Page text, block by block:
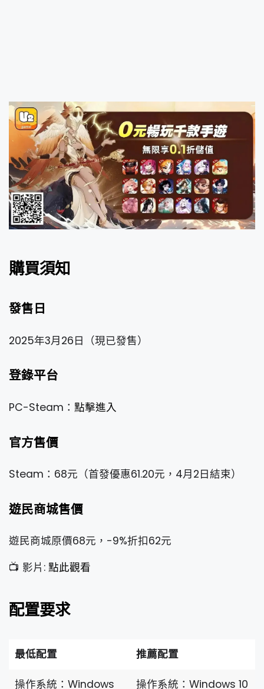
購買須知
發售日
2025年3月26日（現已發售）
登錄平台
PC-Steam： 點擊進入
官方售價
Steam：68元（首發優惠61.20元，4月2日結束）
遊民商城售價
遊民商城原價68元，-9%折扣62元
📺 影片: 點此觀看
配置要求
最低配置 推薦配置
操作系統：Windows 操作系統：Windows 10